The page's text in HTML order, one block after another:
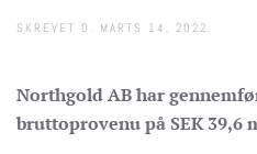
SKREVET D. MARTS 14, 2022
Northgold AB har
bruttoprovenu på SEK 39,6